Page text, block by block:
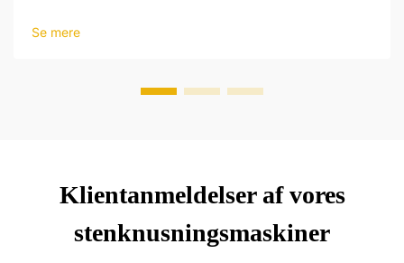
på operatørens input og foretage justeringer...
Se mere
Klientanmeldelser af vores
stenknusningsmaskiner